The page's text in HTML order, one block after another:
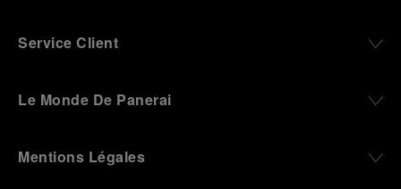
Service Client
Le Monde De Panerai
Mentions Légales